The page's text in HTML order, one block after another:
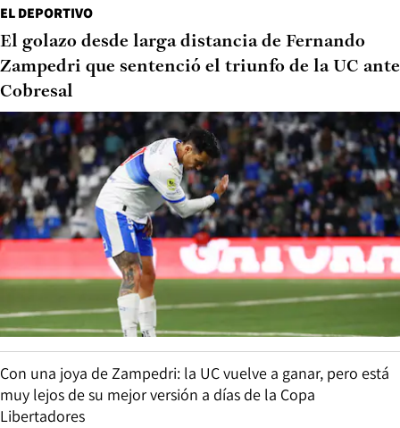
EL DEPORTIVO
El golazo desde larga distancia de Fernando
Zampedri que sentenció el triunfo de la UC ante
Cobresal
Con una joya de Zampedri: la UC vuelve a ganar, pero está
muy lejos de su mejor versión a días de la Copa
Libertadores